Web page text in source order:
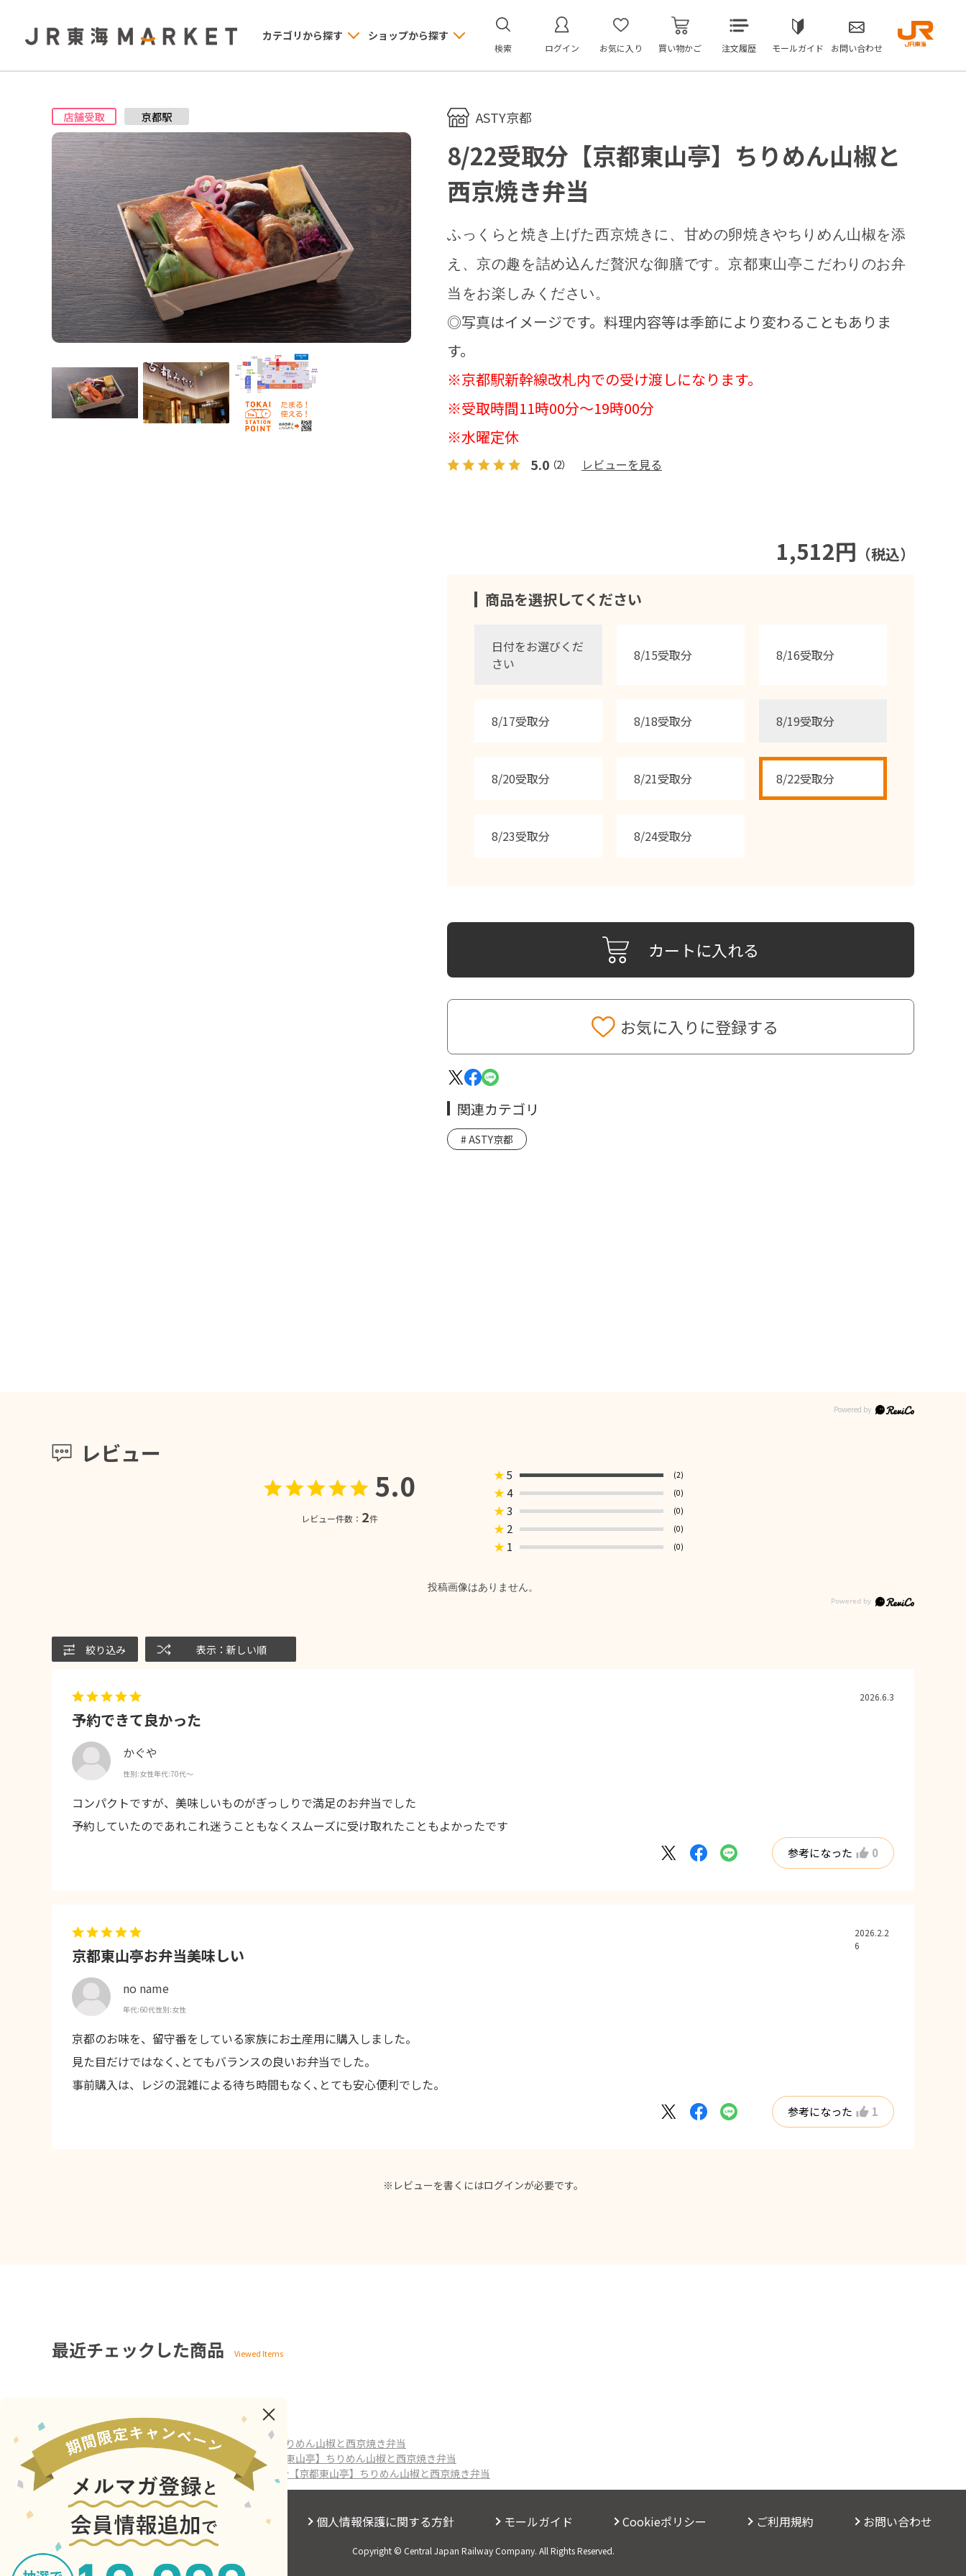
カテゴリから探す ショップから探す
検索 ログイン お気に入り 買い物かご 注文履歴 モールガイド お問い合わせ
ASTY京都
8/22受取分【京都東山亭】ちりめん山椒と
西京焼き弁当
1,512円 （税込）
商品を選択してください
日付をお選びくだ
さい
8/15受取分 8/16受取分
8/17受取分 8/18受取分 8/19受取分
8/20受取分 8/21受取分 8/22受取分
8/23受取分 8/24受取分
カートに入れる
お気に入りに登録する
ふっくらと焼き上げた西京焼きに、甘めの卵焼きやちりめん山椒を添
え、京の趣を詰め込んだ贅沢な御膳です。京都東山亭こだわりのお弁
当をお楽しみください。
◎写真はイメージです。料理内容等は季節により変わることもありま
す。
※京都駅新幹線改札内での受け渡しになります。
※受取時間11時00分～19時00分
※水曜定休
5.0 （2） レビューを見る
関連カテゴリ
ASTY京都
レビュー
5.0
レビュー件数： 2件
★5 (2)
★4 (0)
★3 (0)
★ 2 (0)
★ 1 (0)
投稿画像はありません。
絞り込み 表示：新しい順
予約できて良かった
かぐや
性別:女性年代:70代～
2026.6.3
コンパクトですが、美味しいものがぎっしりで満足のお弁当でした
予約していたのであれこれ迷うこともなくスムーズに受け取れたこともよかったです
参考になった 0
京都東山亭お弁当美味しい
no name
年代:60代性別:女性
2026.2.2
6
京都のお味を、留守番をしている家族にお土産用に購入しました。
見た目だけではなく､とてもバランスの良いお弁当でした。
事前購入は、レジの混雑による待ち時間もなく､とても安心便利でした。
参考になった 1
※レビューを書くにはログインが必要です。
最近チェックした商品
ホーム >ASTY京都 > 8/22受取分【京都東山亭】ちりめん山椒と西京焼き弁当
ホーム >ASTY京都（全商品） >8/22受取分【京都東山亭】ちりめん山椒と西京焼き弁当
ホーム
ASTY京都（全商品） > >8/22受取分【京都東山亭】ちりめん山椒と西京焼き弁当
会社概要 サイトご利用にあたって 個人情報保護に関する方針 モールガイド Cookieポリシー ご利用規約 お問い合わせ
Copyright © Central Japan Railway Company. All Rights Reserved.